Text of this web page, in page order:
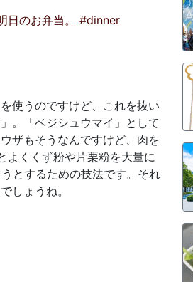
使うのですけど、これを抜い
。「ベジシュウマイ」として
ザもそうなんですけど、肉を
くくず粉や片栗粉を大量に
とするための技法です。それ
しょうね。